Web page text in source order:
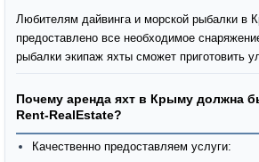
Любителям дайвинга и морской рыбалки в
предоставлено все необходимое
рыбалки экипаж яхты сможет приготовить
Почему аренда яхт в Крыму должна
Rent-RealEstate?
Качественно предоставляем услуги: